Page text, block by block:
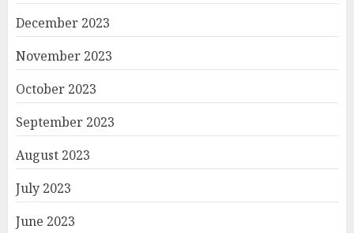
December 2023
November 2023
October 2023
September 2023
August 2023
July 2023
June 2023